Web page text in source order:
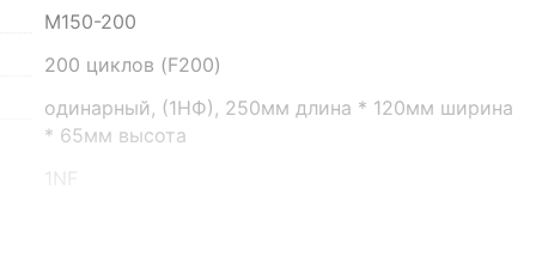
село Преображенка, улица Ленинская, 75
М150-200
200 циклов (F200)
одинарный, (1НФ), 250мм длина * 120мм ширина
* 65мм высота
1NF